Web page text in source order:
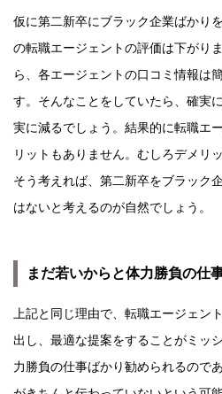
仮に第二新卒にブラック企業ばかり
の転職エージェントの評価は下がり
ら、各エージェントの口コミ情報は
す。そんなことをしていたら、確実
実に減るでしょう。結果的に転職エ
リットもありません。むしろデメリ
そう考えれば、第二新卒をブラック
はないと考えるのが自然でしょう。
まだ若いからと体力勝負の仕
上記と同じ理由で、転職エージェン
出し、最適な提案をすることがミッ
力勝負の仕事ばかり勧められるので